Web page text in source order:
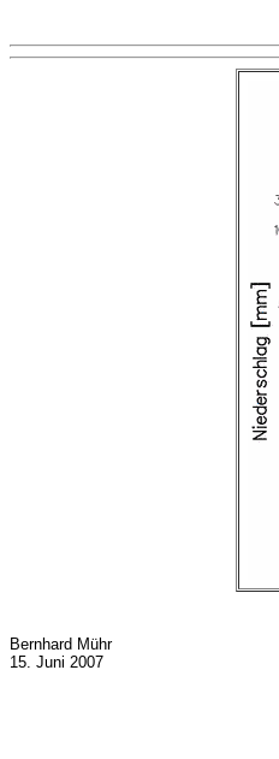
Bernhard Mühr
15. Juni 2007